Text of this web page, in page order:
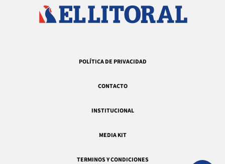
POLÍTICA DE PRIVACIDAD
CONTACTO
INSTITUCIONAL
MEDIA KIT
TERMINOS Y CONDICIONES